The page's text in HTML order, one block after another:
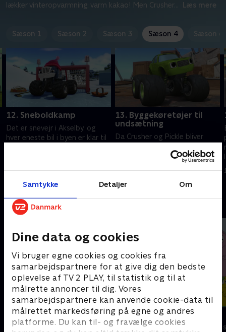
Samtykke Detaljer Om
Dine data og cookies
Vi bruger egne cookies og cookies fra
samarbejdspartnere for at give dig den bedste
oplevelse af TV 2 PLAY, til statistik og til at
målrette annoncer til dig. Vores
samarbejdspartnere kan anvende cookie-data til
målrettet markedsføring på egne og andres
platforme. Du kan til- og fravælge cookies
lækker vinteropvarmning: varm kakao! Men Crusher... Læs mere
Sæson 1 Sæson 2 Sæson 3 Sæson 4 Sæson 6
12. Sneboldkamp
Det er snevejr i Akselby, og
hver eneste bil i byen er klar til
15. januar 2022 • 21 min
13. Byggekøretøjer til
undsætning
Da Crusher og Pickle bliver
skrøbeligt tårn, laver Blaze,
Stripes og Starla sig om til
Andre så også
Brandmand Sam
Børneserier • 1 sæsoner
Barbapapa
Børneserier • 1